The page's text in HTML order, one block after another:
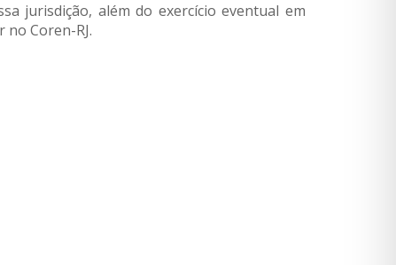
jurisdição, além do exercício eventual em
Coren-RJ.